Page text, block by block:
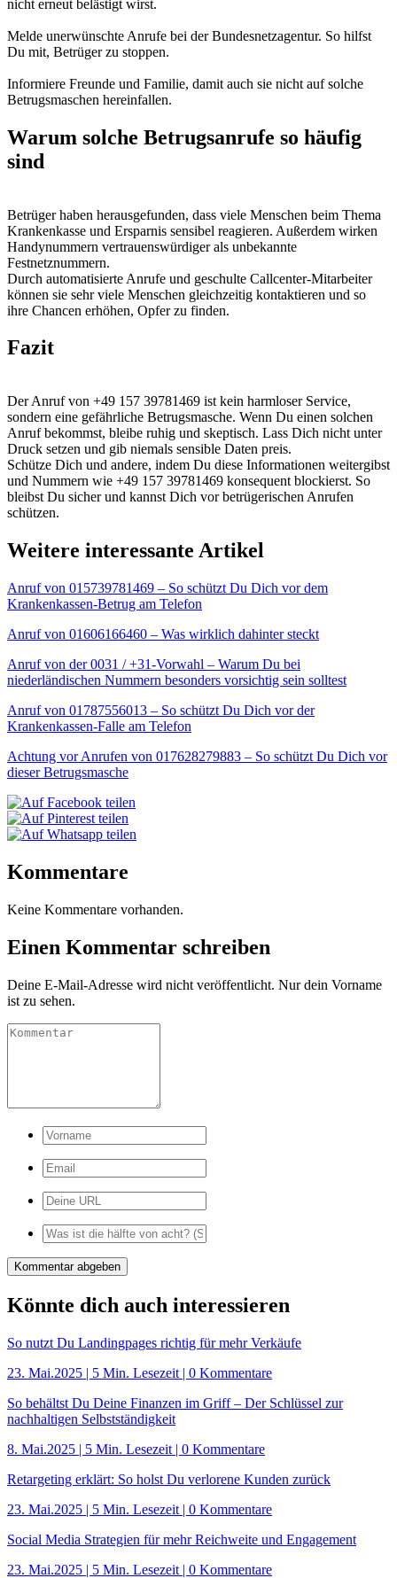
nicht erneut belästigt wirst.
Melde unerwünschte Anrufe bei der Bundesnetzagentur. So hilfst
Du mit, Betrüger zu stoppen.
Informiere Freunde und Familie, damit auch sie nicht auf solche
Betrugsmaschen hereinfallen.
Warum solche Betrugsanrufe so häufig
sind
Betrüger haben herausgefunden, dass viele Menschen beim Thema
Krankenkasse und Ersparnis sensibel reagieren. Außerdem wirken
Handynummern vertrauenswürdiger als unbekannte
Festnetznummern.
Durch automatisierte Anrufe und geschulte Callcenter-Mitarbeiter
können sie sehr viele Menschen gleichzeitig kontaktieren und so
ihre Chancen erhöhen, Opfer zu finden.
Fazit
Der Anruf von +49 157 39781469 ist kein harmloser Service,
sondern eine gefährliche Betrugsmasche. Wenn Du einen solchen
Anruf bekommst, bleibe ruhig und skeptisch. Lass Dich nicht unter
Druck setzen und gib niemals sensible Daten preis.
Schütze Dich und andere, indem Du diese Informationen weitergibst
und Nummern wie +49 157 39781469 konsequent blockierst. So
bleibst Du sicher und kannst Dich vor betrügerischen Anrufen
schützen.
Weitere interessante Artikel
Anruf von 015739781469 – So schützt Du Dich vor dem
Krankenkassen-Betrug am Telefon
Anruf von 01606166460 – Was wirklich dahinter steckt
Anruf von der 0031 / +31-Vorwahl – Warum Du bei
niederländischen Nummern besonders vorsichtig sein solltest
Anruf von 01787556013 – So schützt Du Dich vor der
Krankenkassen-Falle am Telefon
Achtung vor Anrufen von 017628279883 – So schützt Du Dich vor
dieser Betrugsmasche
Kommentare
Keine Kommentare vorhanden.
Einen Kommentar schreiben
Deine E-Mail-Adresse wird nicht veröffentlicht. Nur dein Vorname
ist zu sehen.
Könnte dich auch interessieren
So nutzt Du Landingpages richtig für mehr Verkäufe
23. Mai.2025 | 5 Min. Lesezeit | 0 Kommentare
So behältst Du Deine Finanzen im Griff – Der Schlüssel zur
nachhaltigen Selbstständigkeit
8. Mai.2025 | 5 Min. Lesezeit | 0 Kommentare
Retargeting erklärt: So holst Du verlorene Kunden zurück
23. Mai.2025 | 5 Min. Lesezeit | 0 Kommentare
Social Media Strategien für mehr Reichweite und Engagement
23. Mai.2025 | 5 Min. Lesezeit | 0 Kommentare